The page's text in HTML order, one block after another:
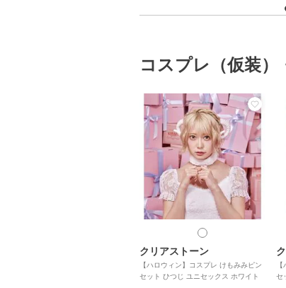
コスプレ（仮装
クリアストーン
【ハロウィン】コスプレ けもみみピン
セット ひつじ ユニセックス ホワイト
セ